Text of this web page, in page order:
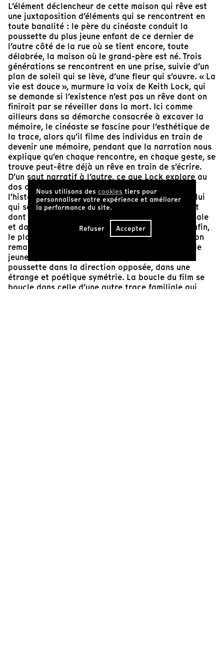
L’élément déclencheur de cette maison qui rêve est
une juxtaposition d’éléments qui se rencontrent en
toute banalité : le père du cinéaste conduit la
poussette du plus jeune enfant de ce dernier de
l’autre côté de la rue où se tient encore, toute
délabrée, la maison où le grand-père est né. Trois
générations se rencontrent en une prise, suivie d’un
plan de soleil qui se lève, d’une fleur qui s’ouvre. « La
vie est douce », murmure la voix de Keith Lock, qui
se demande si l’existence n’est pas un rêve dont on
finirait par se réveiller dans la mort. Ici comme
ailleurs dans sa démarche consacrée à excaver la
mémoire, le cinéaste se fascine pour l’esthétique de
la trace, alors qu’il filme des individus en train de
devenir une mémoire, pendant que la narration nous
explique qu’en chaque rencontre, en chaque geste, se
trouve peut-être déjà un rêve en train de s’écrire.
D’un saut narratif à l’autre, ce que Lock explore au
dos de cette maison délabrée, c’est finalement
l’historicité du père étranger pourtant né ici, celui
qui se fond dans le paysage comme la maison, et
dont la trace perdure dans cette mémoire familiale
et dans toutes celles où s’inscrit sa présence. Enfin,
le plan qui avait tout déclenché réapparaît et l’on
remarque peut-être cette fois mieux un couple de
jeunes parents à l’arrière-plan, conduisant leur
poussette dans la direction opposée, dans une
étrange et poétique symétrie. La boucle du film se
boucle dans celle d’une autre trace familiale qui
Nous utilisons des cookies tiers pour
personnaliser votre expérience et améliorer
la performance du site.
Refuser Accepter